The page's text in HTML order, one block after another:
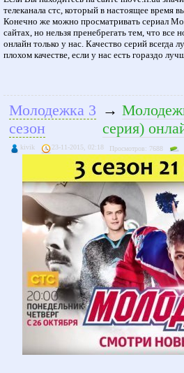
телеканала стс, который в настоящее время
Конечно же можно просматривать сериал
сайтах, но нельзя пренебрегать тем, что
онлайн только у нас. Качество серий всегда
плохом качестве, если у нас есть гораздо
Молодежка 3
сезон
→
серия)
kivik 23-11-2015, 02:18 Просмотров: 7688